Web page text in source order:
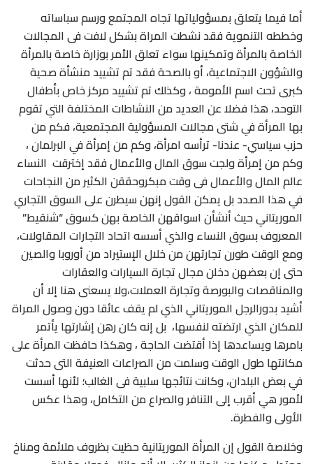
أما فيما يتعلق بمسؤولياتها تجاه المجتمع ورسم سباساته
وخططه التنموية فقد نشطت المراة بشكل لافت فى المجالات
الخاصة بالمرأة وتمكينها سواء تعلق الأمر بوزارة خاصة بالمرأة
والشؤون الاجتماعية، أو بالصحة فقد تم تشييد منشأة صحية
كبرى تحت اسم الأمومة ، وكذلك تم تشييد مركز خاص بأطفال
التوحد، هذا فضلا عن العديد من النشاطات المختلفة التي تقوم
بها المرأة في شتى مجالات المسؤولية المجتمعية، فكم من
حزب سياسي- عندنا- ترأسه امرأة، وكم من إمرأة في البرلمان ،
وكم من إمرأة ولجت سوق المال والأعمال فقد إخترقت النساء
عالم المال والأعمال فى وقت مبكروحققن الكثير من النجاحات
في هذا الصدد بل يمكن القول إنهن سيطرن على السوق التجاري
الموريتاني حيث أنشأن اسواقهن الخاصة بهن كسوق “شنقيط”
المعروف بسوق النساء والذي أسسه اتحاد التجارات المقاولات،
ومع الوقت طورن تجارتهن من خلال الإستيراد من أوروبا والصين
حتى إن بعضهن دخلن مجال تجارة السيارات والعقارات
والمناقصات والبورصة وتجارة العملات،ولا يسعنى هنا إلا أن
أشيد بدورالرجل الموريتاني الذي لم يقف عائقا دون وصول المراة
للمكان الذي ارتضته لنفسها، بل إنه كان رهن إشارتها يأتمر
بامرها ويساعدها إذا أقتضت الحاجة ، وهكذا حافظت المرأة على
مكانتها طول الوقت وسلمت من الصراعات العنيفة التى حدثت
في بعض البلدان، وكانت نتائجها سلبية فى الغالب؛ لأنها أسست
لأمور هي أقرب إلى التنافر والصراع من التكامل، وهذا عكس
الأولى والفطرة.
وخلاصة القول إن المرأة الموريتانية حظيت بظروف ملائمة ومناخ